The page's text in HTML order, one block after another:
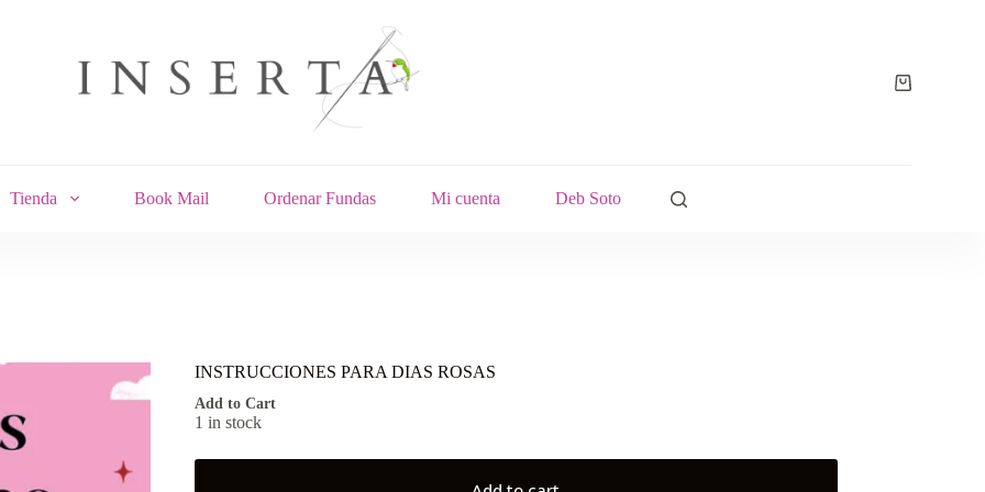
Tienda Book Mail Ordenar Fundas Mi cuenta Deb Soto
INSTRUCCIONES PARA DIAS ROSAS
Add to Cart
1 in stock